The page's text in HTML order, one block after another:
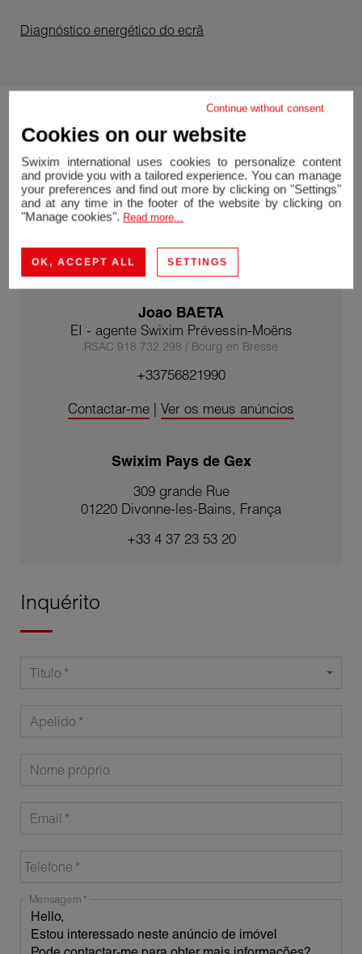
Diagnóstico energético do ecrã
Inquérito
Título
Apelido
Nome próprio
Email
Telefone
Mensagem
Joao BAETA
EI - agente Swixim Prévessin-Moëns
RSAC 918 732 298 / Bourg en Bresse
+33756821990
Contactar-me | Ver os meus anúncios
Swixim Pays de Gex
309 grande Rue
01220 Divonne-les-Bains, França
+33 4 37 23 53 20
Continue without consent
Cookies on our website
Swixim international uses cookies to personalize content
and provide you with a tailored experience. You can manage
your preferences and find out more by clicking on "Settings"
and at any time in the footer of the website by clicking on
"Manage cookies". Read more...
OK, ACCEPT ALL SETTINGS